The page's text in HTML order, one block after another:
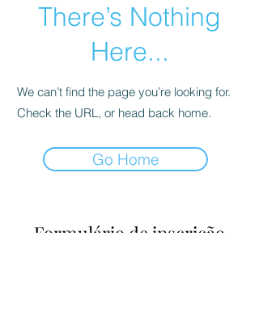
There’s Nothing
Here...
We can’t find the page you’re looking for.
Check the URL, or head back home.
Go Home
Formulário de inscrição